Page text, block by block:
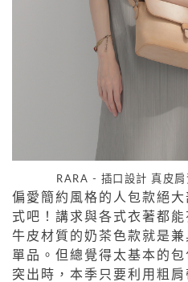
RARA - 插口設計 真皮
偏愛簡約風格的人包款絕
式吧！講求與各式衣著都能
牛皮材質的奶茶色款就是
單品。但總覺得太基本的
突出時，本季只要利用粗